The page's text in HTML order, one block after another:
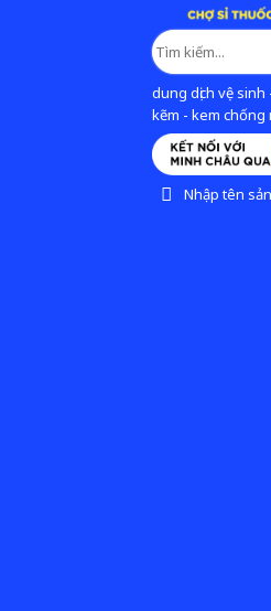
dung dịch vệ
kẽm - kem chống
Nhập tên